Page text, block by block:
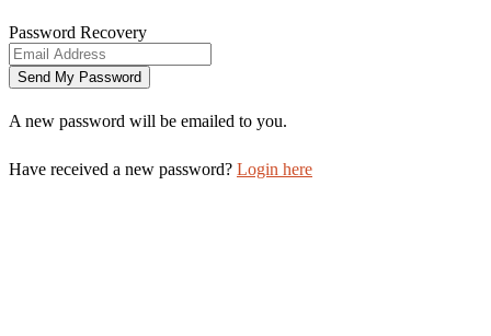
Password Recovery
A new password will be emailed to you.
Have received a new password? Login here